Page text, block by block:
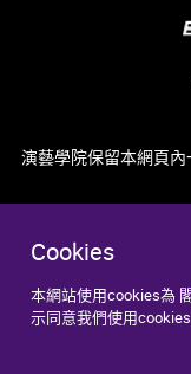
Cookies
本網站使用cookies為
示同意我們使用cookies
演藝學院保留本網頁內